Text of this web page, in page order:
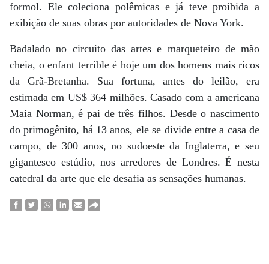
formol. Ele coleciona polêmicas e já teve proibida a
exibição de suas obras por autoridades de Nova York.
Badalado no circuito das artes e marqueteiro de mão
cheia, o enfant terrible é hoje um dos homens mais ricos
da Grã-Bretanha. Sua fortuna, antes do leilão, era
estimada em US$ 364 milhões. Casado com a americana
Maia Norman, é pai de três filhos. Desde o nascimento
do primogênito, há 13 anos, ele se divide entre a casa de
campo, de 300 anos, no sudoeste da Inglaterra, e seu
gigantesco estúdio, nos arredores de Londres. É nesta
catedral da arte que ele desafia as sensações humanas.